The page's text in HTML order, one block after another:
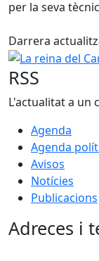
per la seva
Darrera
La reina del
RSS
L'actualitat a un
Agenda
Agenda
Avisos
Notícies
Publicacions
Adreces i